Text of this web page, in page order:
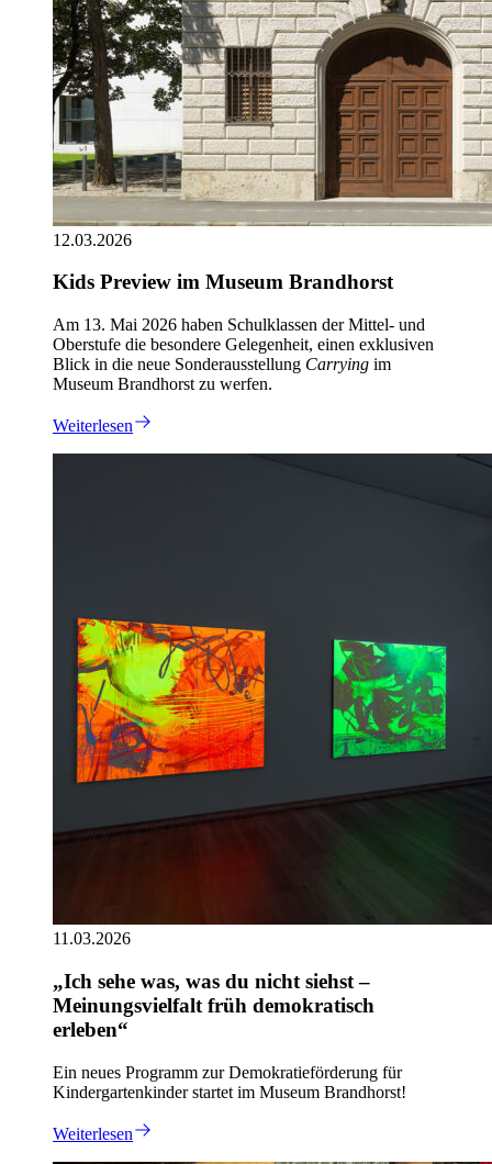
12.03.2026
Kids Preview im Museum Brandhorst
Am 13. Mai 2026 haben Schulklassen der Mittel- und
Oberstufe die besondere Gelegenheit, einen exklusiven
Blick in die neue Sonderausstellung Carrying im
Museum Brandhorst zu werfen.
Weiterlesen
11.03.2026
„Ich sehe was, was du nicht siehst –
Meinungsvielfalt früh demokratisch
erleben“
Ein neues Programm zur Demokratieförderung für
Kindergartenkinder startet im Museum Brandhorst!
Weiterlesen